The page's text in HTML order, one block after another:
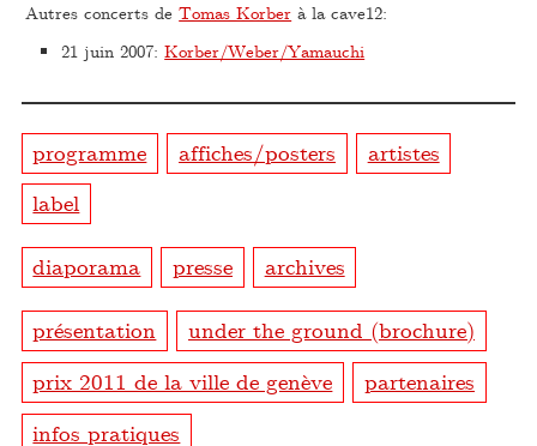
Autres concerts deTomas Korber à la cave12:
21 juin 2007:Korber/Weber/Yamauchi
programme affiches/posters
artistes
label
diaporama presse archives
présentation
under the ground (brochure)
prix 2011 de la ville de genève
partenaires
infos pratiques